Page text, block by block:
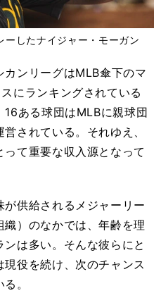
したナイジャー・モーガン
ンリーグはMLB傘下のマ
にランキングされている
ある球団はMLBに親球団
されている。それゆえ、
って重要な収入源となって
供給されるメジャーリー
）のなかでは、年齢を理
は多い。そんな彼らにと
役を続け、次のチャンス
。